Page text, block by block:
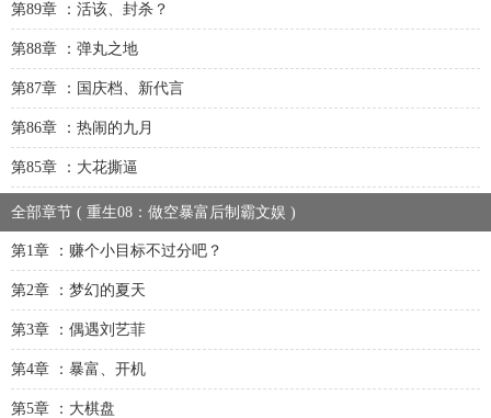
第89章 ：活该、封杀？
第88章 ：弹丸之地
第87章 ：国庆档、新代言
第86章 ：热闹的九月
第85章 ：大花撕逼
全部章节 ( 重生08：做空暴富后制霸文娱 )
第1章 ：赚个小目标不过分吧？
第2章 ：梦幻的夏天
第3章 ：偶遇刘艺菲
第4章 ：暴富、开机
第5章 ：大棋盘